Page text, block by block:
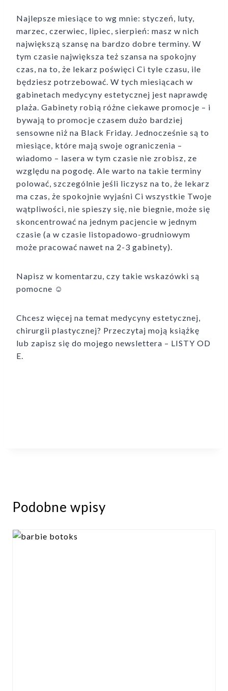
Najlepsze miesiące to wg mnie: styczeń, luty,
marzec, czerwiec, lipiec, sierpień: masz w nich
największą szansę na bardzo dobre terminy. W
tym czasie największa też szansa na spokojny
czas, na to, że lekarz poświęci Ci tyle czasu, ile
będziesz potrzebować. W tych miesiącach w
gabinetach medycyny estetycznej jest naprawdę
plaża. Gabinety robią różne ciekawe promocje – i
bywają to promocje czasem dużo bardziej
sensowne niż na Black Friday. Jednocześnie są to
miesiące, które mają swoje ograniczenia –
wiadomo – lasera w tym czasie nie zrobisz, ze
względu na pogodę. Ale warto na takie terminy
polować, szczególnie jeśli liczysz na to, że lekarz
ma czas, że spokojnie wyjaśni Ci wszystkie Twoje
wątpliwości, nie spieszy się, nie biegnie, może się
skoncentrować na jednym pacjencie w jednym
czasie (a w czasie listopadowo-grudniowym
może pracować nawet na 2-3 gabinety).
Napisz w komentarzu, czy takie wskazówki są
pomocne ☺
Chcesz więcej na temat medycyny estetycznej,
chirurgii plastycznej? Przeczytaj moją książkę
lub zapisz się do mojego newslettera – LISTY OD
E.
Podobne wpisy